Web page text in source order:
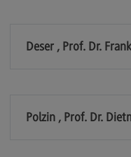
General Business
Deser , Prof. Dr. Frank
Polzin , Prof. Dr.